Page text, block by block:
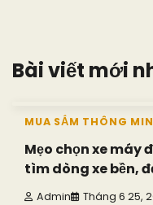
Bài viết mới
MUA SẮM THÔNG
Mẹo chọn xe máy
tìm dòng xe bền,
Admin Tháng 6 25,